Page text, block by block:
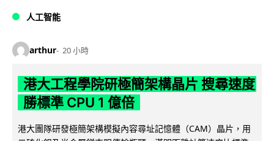
人工智能
arthur 20 小時
港大工程學院研極簡架構晶片 搜尋速度
勝標準 CPU 1 億倍
港大團隊研發極簡架構模擬內容尋址記憶體（CAM）晶片，用